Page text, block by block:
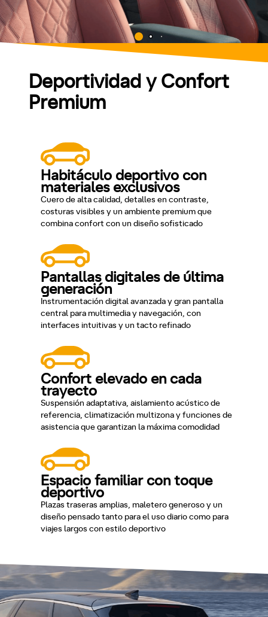
Deportividad y Confort
Premium
Habitáculo deportivo con
materiales exclusivos
Cuero de alta calidad, detalles en contraste,
costuras visibles y un ambiente premium que
combina confort con un diseño sofisticado
Pantallas digitales de última
generación
Instrumentación digital avanzada y gran pantalla
central para multimedia y navegación, con
interfaces intuitivas y un tacto refinado
Confort elevado en cada
trayecto
Suspensión adaptativa, aislamiento acústico de
referencia, climatización multizona y funciones de
asistencia que garantizan la máxima comodidad
Espacio familiar con toque
deportivo
Plazas traseras amplias, maletero generoso y un
diseño pensado tanto para el uso diario como para
viajes largos con estilo deportivo